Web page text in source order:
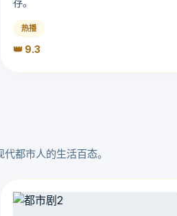
热播
👑 9.3
都市人的生活百态。